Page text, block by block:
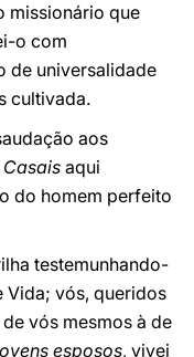
missionário que
o com
de universalidade
cultivada.
aos
aqui
do homem perfeito
testemunhando-
Vida; vós, queridos
vós mesmos à de
esposos, vivei